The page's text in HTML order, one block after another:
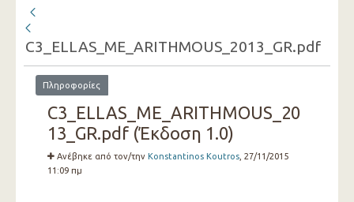
C3_ELLAS_ME_ARITHMOUS_2013_GR.pdf
Πληροφορίες
C3_ELLAS_ME_ARITHMOUS_20
13_GR.pdf (Έκδοση 1.0)
Ανέβηκε από τον/την Konstantinos Koutros, 27/11/2015
11:09 πμ